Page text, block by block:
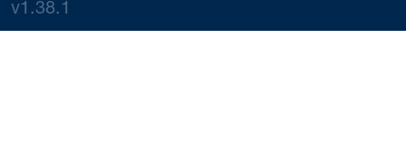
v1.38.1